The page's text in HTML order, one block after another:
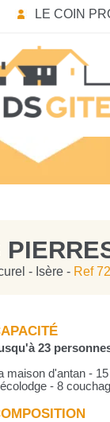
LE COIN
- Isère - Ref
23
maison d'antan -
- 8